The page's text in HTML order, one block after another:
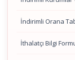
İndirimli Orana
İthalatçı Bilgi